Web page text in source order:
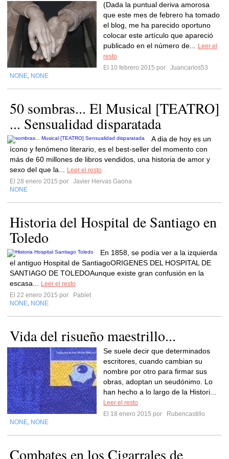
(Dada la puntual deriva amorosa
que este mes de febrero ha tomado
el blog, me ha parecido oportuno
colocar este artículo que apareció
publicado en el número de...
Leer el
resto
El 10 febrero 2015 por
Juancarlos53
NONE NONE
50 sombras... El Musical [TEATRO]
... Sensualidad disparatada
A dia de hoy es un
ícono y fenómeno literario, es el best-seller del momento con
más de 60 millones de libros vendidos, una historia de amor y
sexo del que la...
Leer el resto
El 28 enero 2015 por
Javier Hervas Gaona
NONE
Historia del Hospital de Santiago en
Toledo
En 1858, se podía ver a la izquierda
el antiguo Hospital de SantiagoORIGENES DEL HOSPITAL DE
SANTIAGO DE TOLEDOAunque existe gran confusión en la
escasa...
Leer el resto
El 22 enero 2015 por
Pablet
NONE NONE
Vida del risueño maestrillo...
Se suele decir que determinados
escritores, cuando cambian su
nombre por otro para firmar sus
obras, adoptan un seudónimo. Lo
han hecho a lo largo de la Histori...
Leer el resto
El 18 enero 2015 por
Rubencastillo
NONE NONE
Combates en los Cigarrales de